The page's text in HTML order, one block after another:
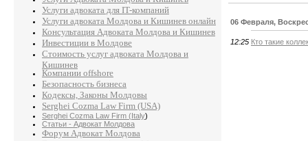
Услуги адвоката для IT-компаний
Услуги адвоката Молдова и Кишинев онлайн
Консультация Адвоката Молдова и Кишинев
Инвестиции в Молдове
Стоимость услуг адвоката Молдова и
Кишинев
Компании offshore
Безопасность бизнеса
Кодексы, Законы Молдовы
Serghei Cozma Law Firm (USA)
Serghei Cozma Law Firm (Italy)
Статьи - Адвокат Молдова
Форум Адвокат Молдова
06 Февраля,
12:25 Кто такие